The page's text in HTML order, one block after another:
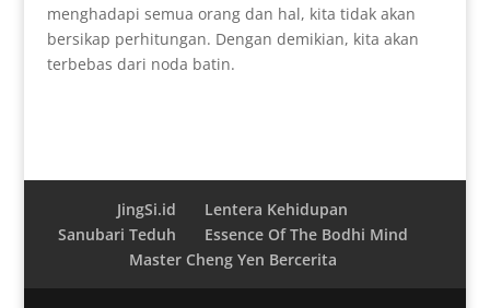
menghadapi semua orang dan hal, kita tidak akan
bersikap perhitungan. Dengan demikian, kita akan
terbebas dari noda batin.
JingSi.id
Lentera Kehidupan
Sanubari Teduh
Essence Of The Bodhi Mind
Master Cheng Yen Bercerita